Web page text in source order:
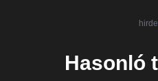
Hasonló